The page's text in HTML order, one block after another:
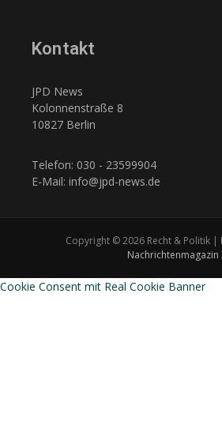
Kontakt
JPD News
Kolonnenstraße 8
10827 Berlin
Telefon: 030 - 23599904
E-Mail: info@jpd-news.de
Copyright © 2026 Recht & Politik |
Nachrichtenmagazin
Cookie Consent mit Real Cookie Banner